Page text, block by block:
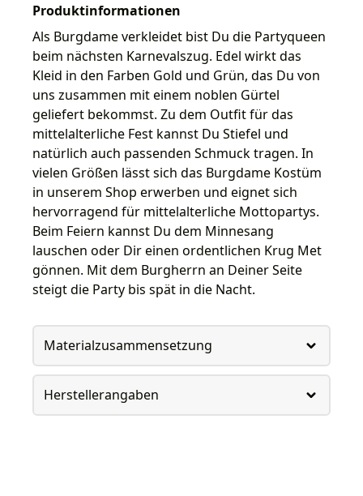
Produktinformationen
Als Burgdame verkleidet bist Du die Partyqueen
beim nächsten Karnevalszug. Edel wirkt das
Kleid in den Farben Gold und Grün, das Du von
uns zusammen mit einem noblen Gürtel
geliefert bekommst. Zu dem Outfit für das
mittelalterliche Fest kannst Du Stiefel und
natürlich auch passenden Schmuck tragen. In
vielen Größen lässt sich das Burgdame Kostüm
in unserem Shop erwerben und eignet sich
hervorragend für mittelalterliche Mottopartys.
Beim Feiern kannst Du dem Minnesang
lauschen oder Dir einen ordentlichen Krug Met
gönnen. Mit dem Burgherrn an Deiner Seite
steigt die Party bis spät in die Nacht.
Materialzusammensetzung
Herstellerangaben